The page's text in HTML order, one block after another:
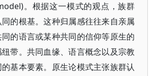
。根据这一模式的观点，族群
的根基。这种归属感往往来自亲属
的语言或某种共同的信仰等原生的
带。共同血缘、语言概念以及宗教
基本要素。原生论模式主张族群认